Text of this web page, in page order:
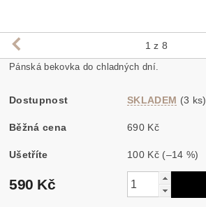
1 z 8
Pánská bekovka do chladných dní.
Dostupnost SKLADEM (3 ks)
Běžná cena 690 Kč
Ušetříte 100 Kč (–14 %)
590 Kč